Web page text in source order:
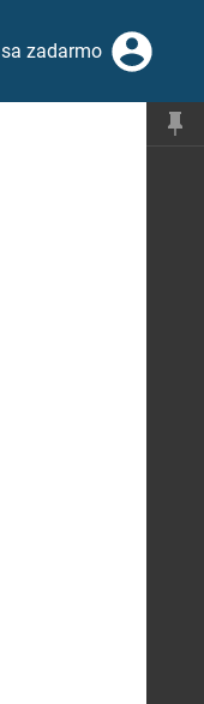
zadarmo